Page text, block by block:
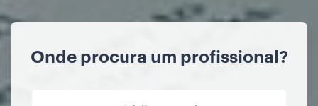
Onde procura um profissional?